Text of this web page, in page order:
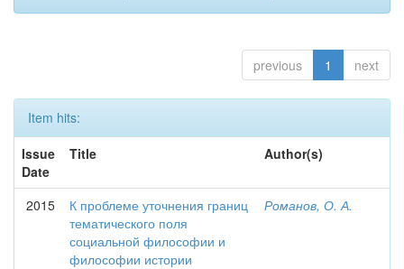
previous 1 next
Item hits:
Issue
Date
Title Author(s)
2015
К проблеме уточнения границ
тематического поля
социальной философии и
философии истории
Романов, О. А.